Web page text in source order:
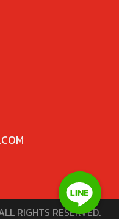
RIGHTS RESERVED.